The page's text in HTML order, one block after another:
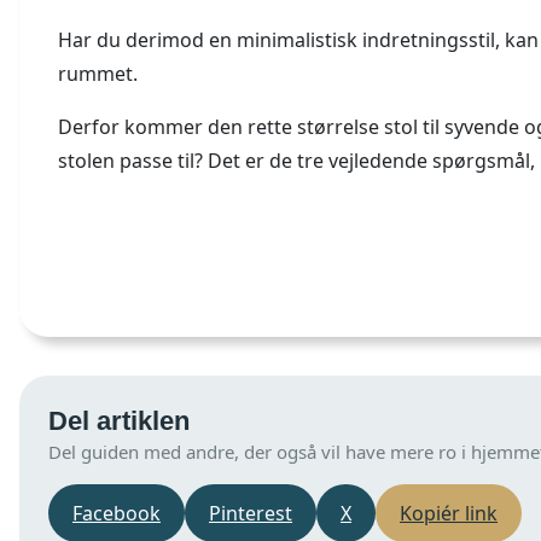
Har du derimod en minimalistisk indretningsstil,
rummet.
Derfor kommer den rette størrelse stol til syvende
stolen passe til? Det er de tre vejledende
Del artiklen
Del guiden med andre, der også vil have mere ro i
Facebook Pinterest X Kopiér link